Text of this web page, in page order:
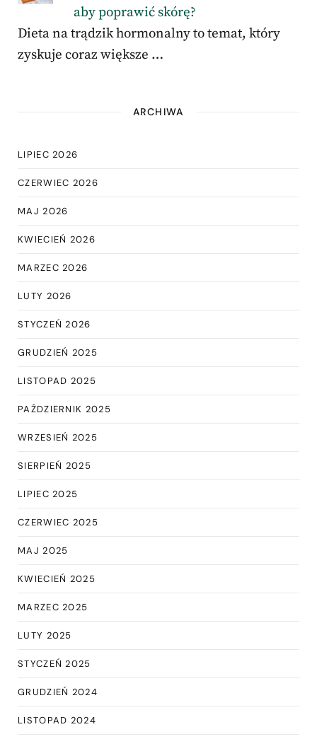
aby poprawić skórę?
Dieta na trądzik hormonalny to temat, który
zyskuje coraz większe …
ARCHIWA
LIPIEC 2026
CZERWIEC 2026
MAJ 2026
KWIECIEŃ 2026
MARZEC 2026
LUTY 2026
STYCZEŃ 2026
GRUDZIEŃ 2025
LISTOPAD 2025
PAŹDZIERNIK 2025
WRZESIEŃ 2025
SIERPIEŃ 2025
LIPIEC 2025
CZERWIEC 2025
MAJ 2025
KWIECIEŃ 2025
MARZEC 2025
LUTY 2025
STYCZEŃ 2025
GRUDZIEŃ 2024
LISTOPAD 2024